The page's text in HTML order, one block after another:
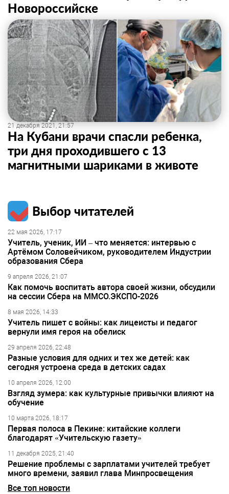
Новороссийске
21 декабря 2021, 21:57
На Кубани врачи спасли ребенка,
три дня проходившего с 13
магнитными шариками в животе
Выбор читателей
22 мая 2026, 17:17
Учитель, ученик, ИИ – что меняется: интервью с
Артёмом Соловейчиком, руководителем Индустрии
образования Сбера
9 апреля 2026, 21:07
Как помочь воспитать автора своей жизни, обсудили
на сессии Сбера на ММСО.ЭКСПО-2026
8 мая 2026, 14:33
Учитель пишет с войны: как лицеисты и педагог
вернули имя героя на обелиск
29 апреля 2026, 22:48
Разные условия для одних и тех же детей: как
сегодня устроена среда в детских садах
10 апреля 2026, 12:00
Взгляд зумера: как культурные привычки влияют на
обучение
10 марта 2026, 18:17
Первая полоса в Пекине: китайские коллеги
благодарят «Учительскую газету»
11 декабря 2025, 21:40
Решение проблемы с зарплатами учителей требует
много времени, заявил глава Минпросвещения
Все топ новости